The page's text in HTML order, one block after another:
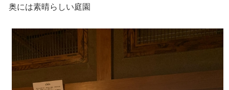
奥には素晴らしい庭園